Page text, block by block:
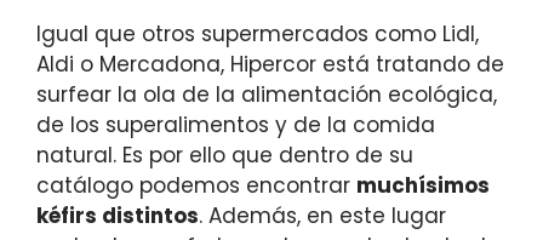
Igual que otros supermercados como Lidl,
Aldi o Mercadona, Hipercor está tratando de
surfear la ola de la alimentación ecológica,
de los superalimentos y de la comida
natural. Es por ello que dentro de su
catálogo podemos encontrar muchísimos
kéfirs distintos. Además, en este lugar